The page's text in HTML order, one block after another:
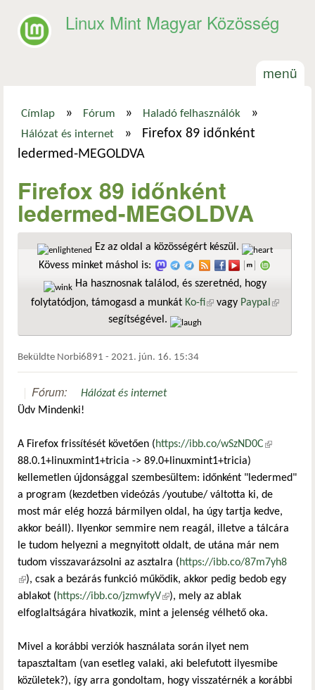
Linux Mint Magyar Közösség
menü
Jelenlegi hely
Címlap » Fórum » Haladó felhasználók »
Hálózat és internet »
Firefox 89 időnként
ledermed-MEGOLDVA
Firefox 89 időnként
ledermed-MEGOLDVA
Ez az oldal a közösségért készül.
Kövess minket máshol is:
Ha hasznosnak találod, és szeretnéd, hogy
folytatódjon, támogasd a munkát Ko-fi(külső hivatkozás)
vagy Paypal
segítségével.
Beküldte Norbi6891 - 2021. jún. 16. 15:34
Fórum:
Hálózat és internet
Üdv Mindenki!
A Firefox frissítését követően (https://ibb.co/wSzND0C(külső
88.0.1+linuxmint1+tricia -> 89.0+linuxmint1+tricia)
kellemetlen újdonsággal szembesültem: időnként "ledermed"
a program (kezdetben videózás /youtube/ váltotta ki, de
most már elég hozzá bármilyen oldal, ha úgy tartja kedve,
akkor beáll). Ilyenkor semmire nem reagál, illetve a tálcára
le tudom helyezni a megnyitott oldalt, de utána már nem
tudom visszavarázsolni az asztalra (https://ibb.co/87m7yh8
(külső hivatkozás)
), csak a bezárás funkció működik, akkor pedig bedob egy
ablakot (https://ibb.co/jzmwfyV(külső hivatkozás)
), mely az ablak
elfoglaltságára hivatkozik, mint a jelenség vélhető oka.
Mivel a korábbi verziók használata során ilyet nem
tapasztaltam (van esetleg valaki, aki belefutott ilyesmibe
közületek?), így arra gondoltam, hogy visszatérnék a korábbi